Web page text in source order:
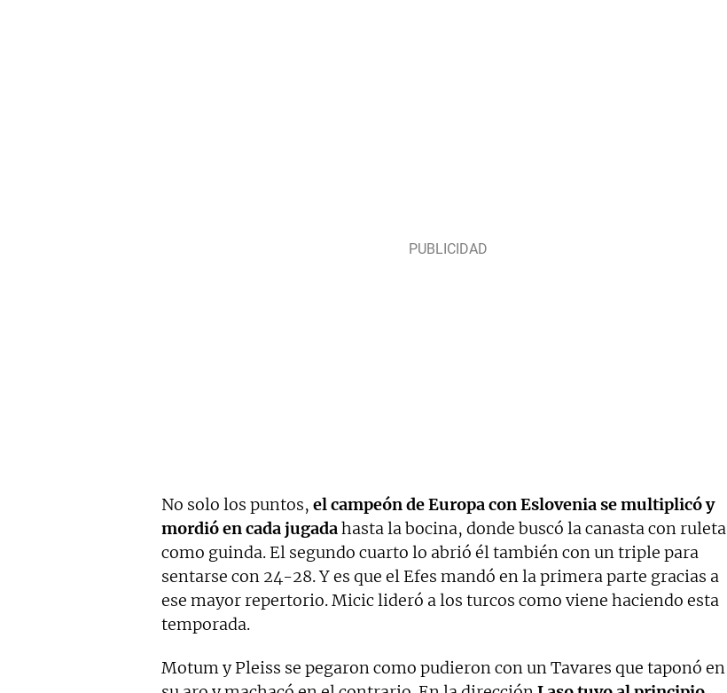
No solo los puntos, el campeón de Europa con Eslovenia se multiplicó y
mordió en cada jugadahasta la bocina, donde buscó la canasta con ruleta
como guinda. El segundo cuarto lo abrió él también con un triple para
sentarse con 24-28. Y es que el Efes mandó en la primera parte gracias a
ese mayor repertorio. Micic lideró a los turcos como viene haciendo esta
temporada.
Motum y Pleiss se pegaron como pudieron con un Tavares que taponó en